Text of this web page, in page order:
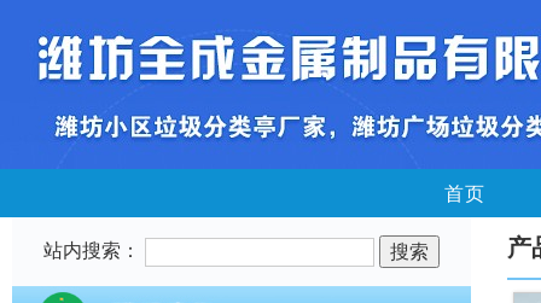
首页
站内搜索： 产